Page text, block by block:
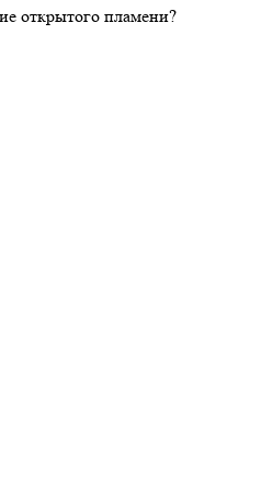
открытого пламени?